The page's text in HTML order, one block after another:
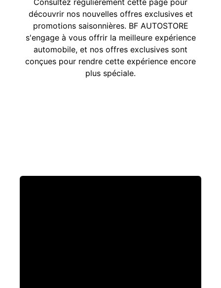
découvrir nos nouvelles offres exclusives et
promotions saisonnières. BF AUTOSTORE
s'engage à vous offrir la meilleure expérience
automobile, et nos offres exclusives sont
conçues pour rendre cette expérience encore
plus spéciale.